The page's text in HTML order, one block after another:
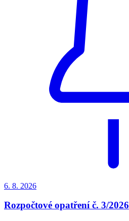
6. 8. 2026
Rozpočtové opatření č. 3/2026